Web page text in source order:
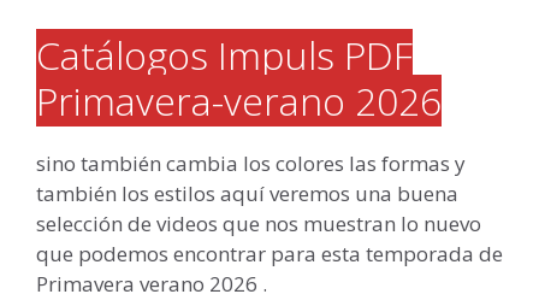
Catálogos Impuls PDF
Primavera-verano 2026
sino también cambia los colores las formas y
también los estilos aquí veremos una buena
selección de videos que nos muestran lo nuevo
que podemos encontrar para esta temporada de
Primavera verano 2026 .